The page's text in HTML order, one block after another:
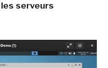
serveurs